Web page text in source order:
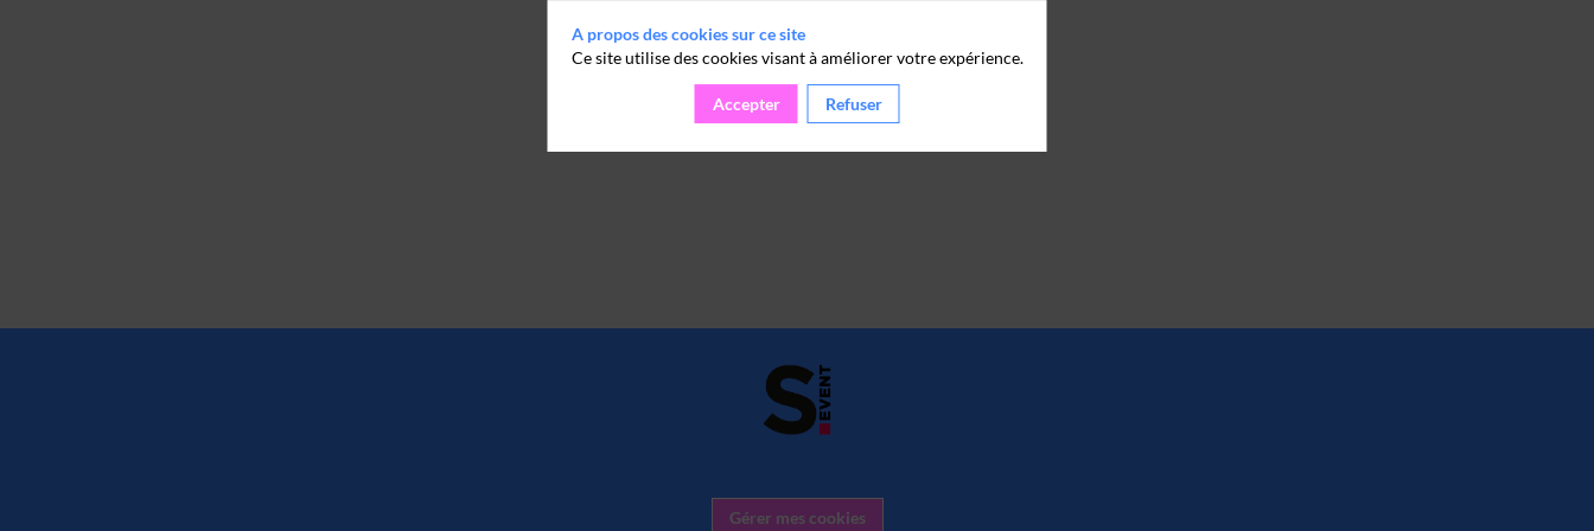
Gérer mes cookies
A propos des cookies sur ce site
Ce site utilise des cookies visant à améliorer votre expérience.
Accepter Refuser